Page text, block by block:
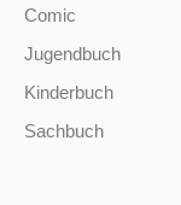
Comic
Jugendbuch
Kinderbuch
Sachbuch